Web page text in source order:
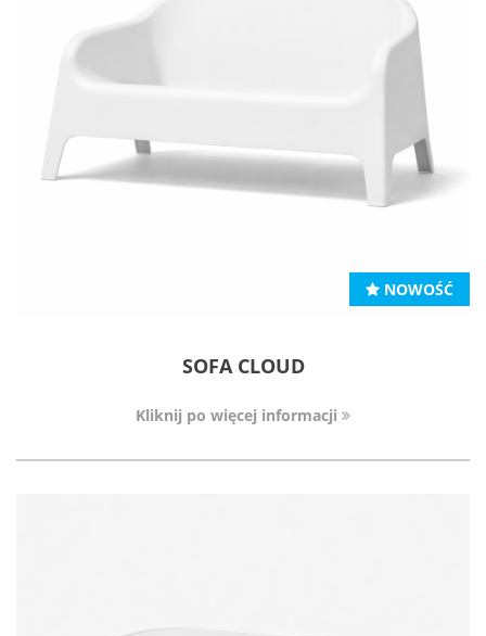
NOWOŚĆ
SOFA CLOUD
Kliknij po więcej informacji